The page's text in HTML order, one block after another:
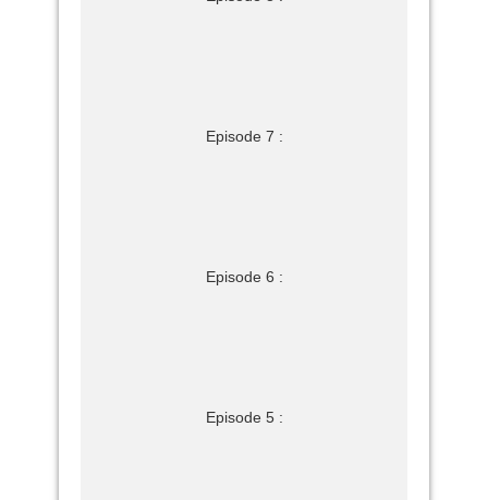
Episode 7 :
Episode 6 :
Episode 5 :